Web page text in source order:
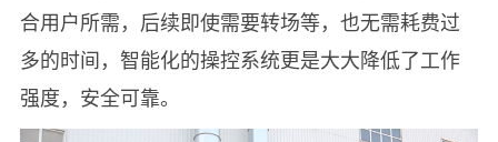
合用户所需，后续即使需要转场等，也无需耗费过
多的时间，智能化的操控系统更是大大降低了工作
强度，安全可靠。